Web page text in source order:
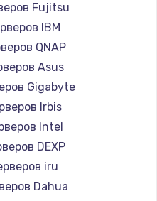
Fujitsu
IBM
QNAP
Asus
Gigabyte
Irbis
Intel
DEXP
iru
Dahua